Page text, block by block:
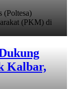
(Poltesa)
(PKM) di
Kalbar,